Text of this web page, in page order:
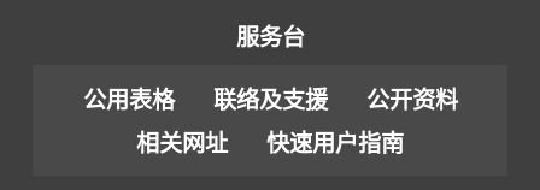
服务台
公用表格 联络及支援
公开资料
相关网址
快速用户指南